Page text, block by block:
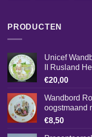
PRODUCTEN
Unicef
II Rusland
€20,00
Wandbord
oogstmaand
€8,50